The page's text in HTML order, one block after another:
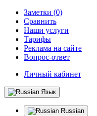
Заметки (0)
Сравнить
Наши услуги
Тарифы
Реклама на сайте
Вопрос-ответ
Личный кабинет
Язык
Russian